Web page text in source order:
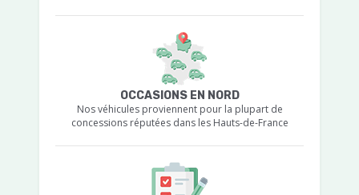
OCCASIONS EN NORD
Nos véhicules proviennent pour la plupart de
concessions réputées dans les Hauts-de-France